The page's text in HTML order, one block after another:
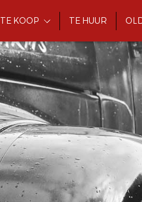
TE KOOP TE HUUR